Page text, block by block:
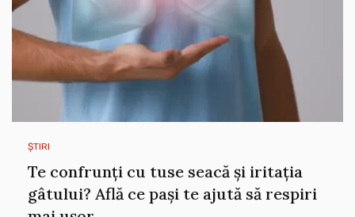
ȘTIRI
Te confrunți cu tuse seacă și iritația
gâtului? Află ce pași te ajută să respiri